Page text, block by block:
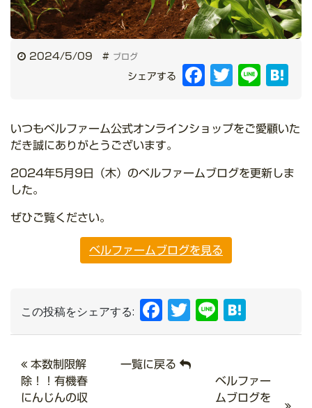
2024/5/09 # ブログ
シェアする Facebook
Twitter Line
いつもベルファーム公式オンラインショップをご愛顧いた
だき誠にありがとうございます。
2024年5月9日（木）のベルファームブログを更新しま
した。
ぜひご覧ください。
ベルファームブログを見る
この投稿をシェアする: Facebook
Twitter
Line
本数制限解
除！！有機春
にんじんの収
一覧に戻る
ベルファー
ムブログを